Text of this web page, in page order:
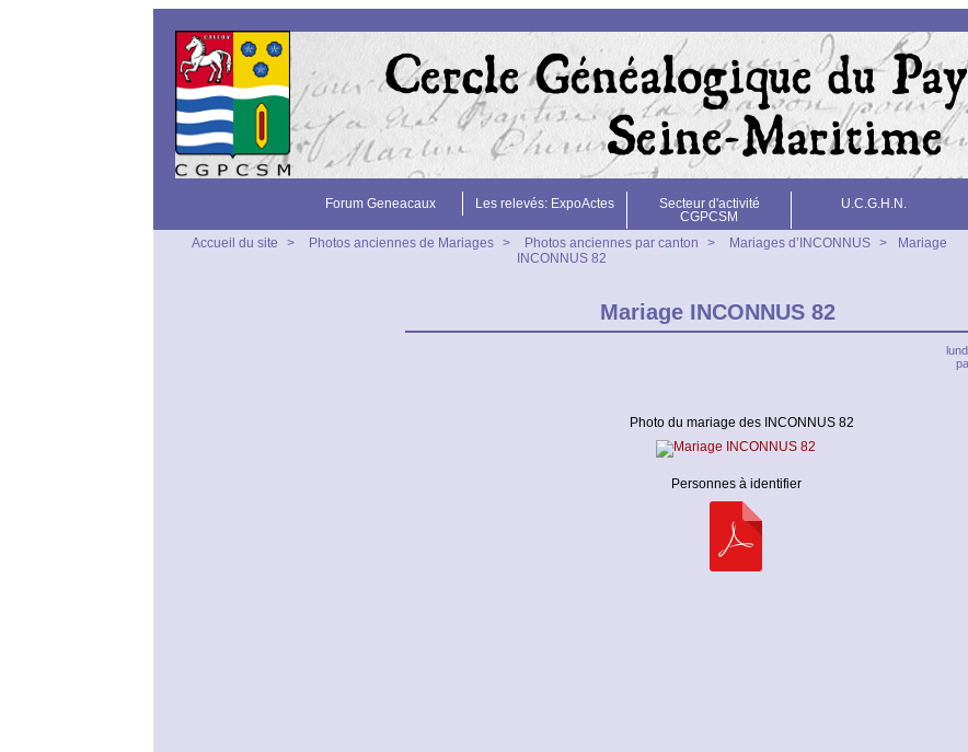
Forum Geneacaux Les relevés: ExpoActes
Secteur d'activité
CGPCSM
U.C.G.H.N.
Accueil du site > Photos anciennes de Mariages > Photos anciennes par canton > Mariages d’INCONNUS >
Mariage
INCONNUS 82
Mariage INCONNUS 82
Photo du mariage des INCONNUS 82
Personnes à identifier